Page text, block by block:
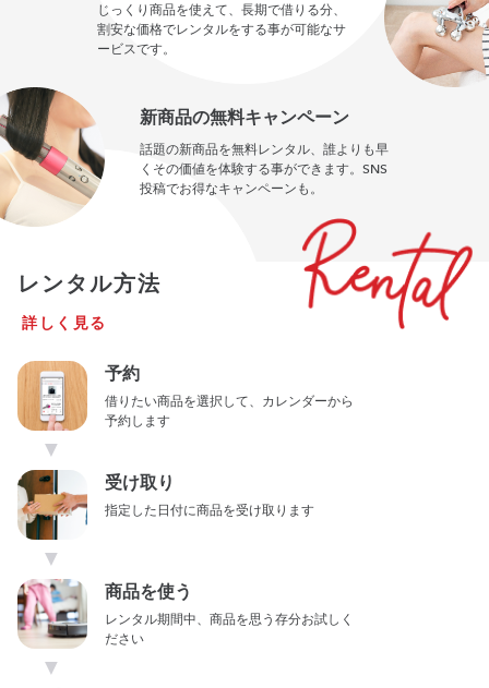
じっくり商品を使えて、長期で借りる分、
割安な価格でレンタルをする事が可能なサ
ービスです。
新商品の無料キャンペーン
話題の新商品を無料レンタル、誰よりも早
くその価値を体験する事ができます。SNS
投稿でお得なキャンペーンも。
レンタル方法
詳しく見る
予約
借りたい商品を選択して、カレンダーから
予約します
▼
受け取り
指定した日付に商品を受け取ります
▼
商品を使う
レンタル期間中、商品を思う存分お試しく
ださい
▼